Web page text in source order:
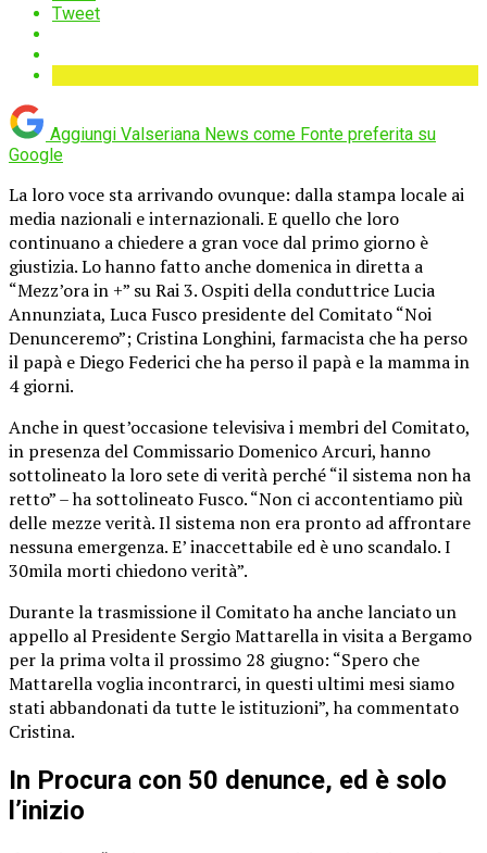
Tweet
Aggiungi Valseriana News come Fonte preferita su
Google
La loro voce sta arrivando ovunque: dalla stampa locale ai
media nazionali e internazionali. E quello che loro
continuano a chiedere a gran voce dal primo giorno è
giustizia. Lo hanno fatto anche domenica in diretta a
“Mezz’ora in +” su Rai 3. Ospiti della conduttrice Lucia
Annunziata, Luca Fusco presidente del Comitato “Noi
Denunceremo”; Cristina Longhini, farmacista che ha perso
il papà e Diego Federici che ha perso il papà e la mamma in
4 giorni.
Anche in quest’occasione televisiva i membri del Comitato,
in presenza del Commissario Domenico Arcuri, hanno
sottolineato la loro sete di verità perché “il sistema non ha
retto” – ha sottolineato Fusco. “Non ci accontentiamo più
delle mezze verità. Il sistema non era pronto ad affrontare
nessuna emergenza. E’ inaccettabile ed è uno scandalo. I
30mila morti chiedono verità”.
Durante la trasmissione il Comitato ha anche lanciato un
appello al Presidente Sergio Mattarella in visita a Bergamo
per la prima volta il prossimo 28 giugno: “Spero che
Mattarella voglia incontrarci, in questi ultimi mesi siamo
stati abbandonati da tutte le istituzioni”, ha commentato
Cristina.
In Procura con 50 denunce, ed è solo
l’inizio